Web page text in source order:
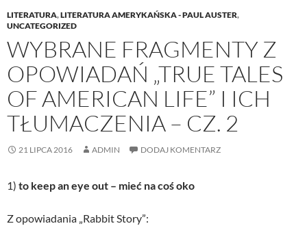
LITERATURA,LITERATURA AMERYKAŃSKA - PAUL AUSTER,
UNCATEGORIZED
WYBRANE FRAGMENTY Z
OPOWIADAŃ „TRUE TALES
OF AMERICAN LIFE” I ICH
TŁUMACZENIA – CZ. 2
21 LIPCA 2016 ADMIN DODAJ KOMENTARZ
1) to keep an eye out – mieć na coś oko
Z opowiadania „Rabbit Story”: